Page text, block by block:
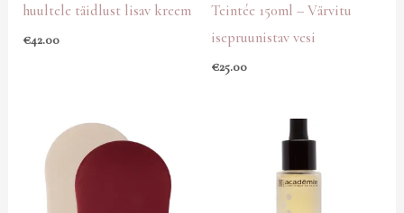
huultele täidlust lisav kreem
€42.00
Teintée 150ml – Värvitu
isepruunistav vesi
€25.00